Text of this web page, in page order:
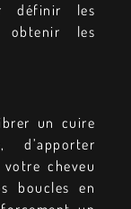
définir les
obtenir les
un cuire
d’apporter
cheveu
boucles en